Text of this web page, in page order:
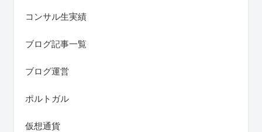
コンサル生実績
ブログ記事一覧
ブログ運営
ポルトガル
仮想通貨